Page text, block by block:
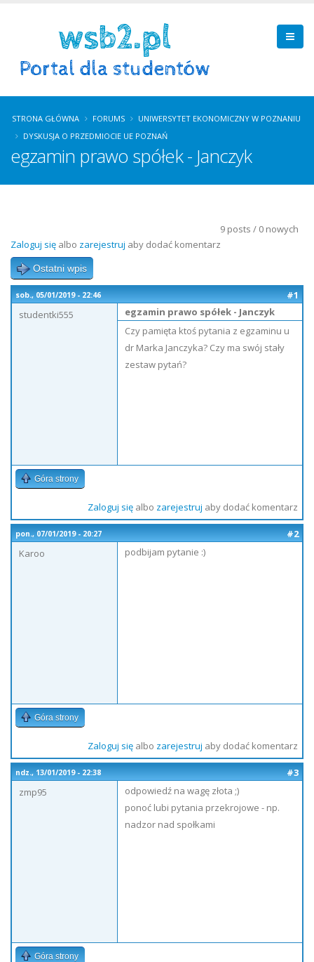
STRONA GŁÓWNA FORUMS
UNIWERSYTET EKONOMICZNY W POZNANIU
DYSKUSJA O PRZEDMIOCIE UE POZNAŃ
egzamin prawo spółek - Janczyk
9 posts / 0 nowych
Zaloguj się albo zarejestruj aby dodać komentarz
Ostatni wpis
sob., 05/01/2019 - 22:46
#1
studentki555
egzamin prawo spółek - Janczyk
Czy pamięta ktoś pytania z egzaminu u
dr Marka Janczyka? Czy ma swój stały
zestaw pytań?
Góra strony
Zaloguj sięalbo zarejestruj aby dodać komentarz
pon., 07/01/2019 - 20:27
#2
Karoo
podbijam pytanie :)
Góra strony
Zaloguj sięalbo zarejestruj aby dodać komentarz
ndz., 13/01/2019 - 22:38
#3
zmp95
odpowiedź na wagę złota ;)
ponoć lubi pytania przekrojowe - np.
nadzor nad społkami
Góra strony